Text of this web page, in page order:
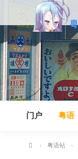
门户 粤语
› 粤语站 ›